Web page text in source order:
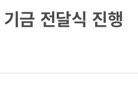
금 전달식 진행